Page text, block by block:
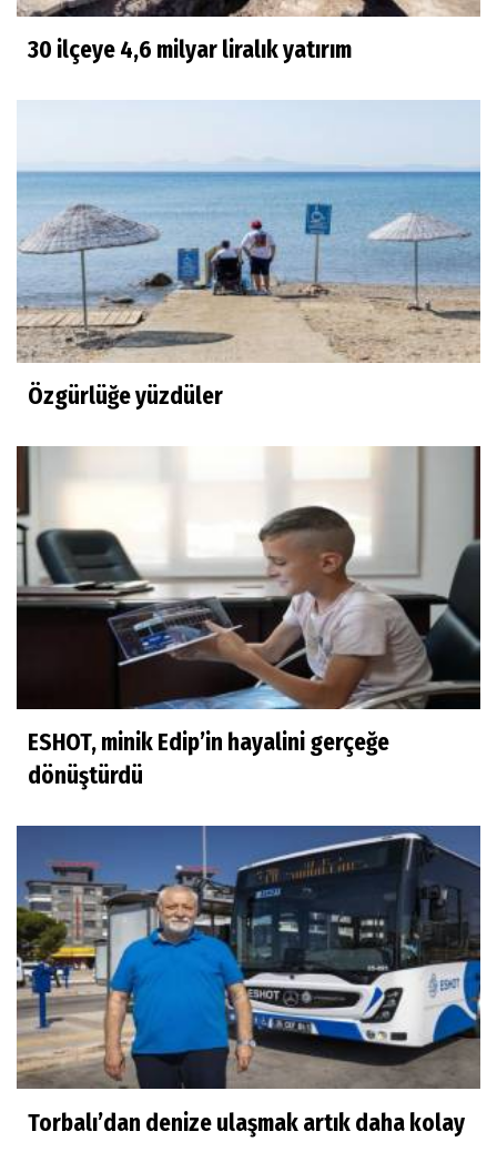
30 ilçeye 4,6 milyar liralık yatırım
Özgürlüğe yüzdüler
ESHOT, minik Edip’in hayalini gerçeğe
dönüştürdü
Torbalı’dan denize ulaşmak artık daha kolay